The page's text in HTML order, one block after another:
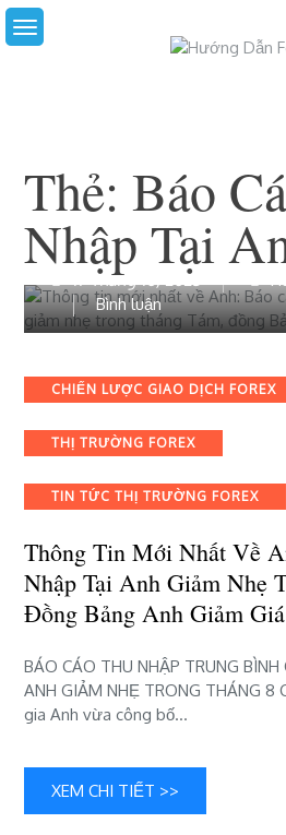
Skip
to
Thẻ:Báo
Nhập Tại
17 Tháng 10, 2023
Bình luậnbài
viết
tin
mới
về
Báo
thu
nhập
tại
Anh
nhẹ
trong
tháng
Bảng
Categories
CHIẾN LƯỢC GIAO DỊCH FOREX
THỊ TRƯỜNG FOREX
TIN TỨC THỊ TRƯỜNG FOREX
Thông Tin Mới Nhất Về
Nhập Tại Anh Giảm Nhẹ
Đồng Bảng Anh Giảm Giá
BÁO CÁO THU NHẬP TRUNG
ANH GIẢM NHẸ TRONG THÁNG 8
gia Anh vừa công bố…
XEM CHI TIẾT >>